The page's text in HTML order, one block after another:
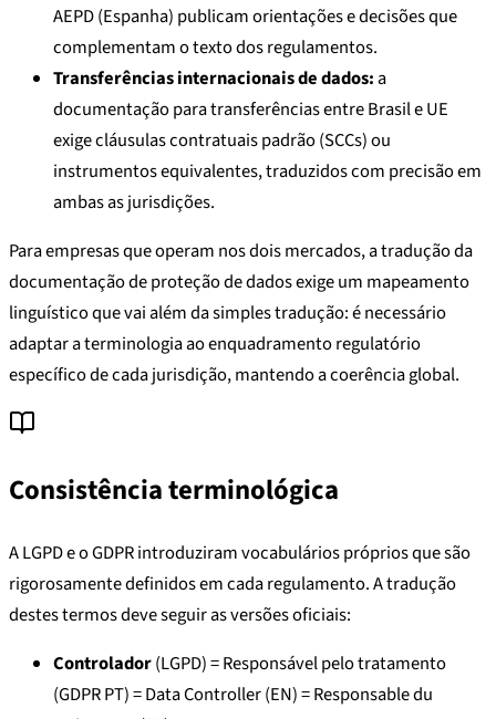
AEPD (Espanha) publicam orientações e decisões que
complementam o texto dos regulamentos.
Transferências internacionais de dados:a
documentação para transferências entre Brasil e UE
exige cláusulas contratuais padrão (SCCs) ou
instrumentos equivalentes, traduzidos com precisão em
ambas as jurisdições.
Para empresas que operam nos dois mercados, a tradução da
documentação de proteção de dados exige um mapeamento
linguístico que vai além da simples tradução: é necessário
adaptar a terminologia ao enquadramento regulatório
específico de cada jurisdição, mantendo a coerência global.
Consistência terminológica
A LGPD e o GDPR introduziram vocabulários próprios que são
rigorosamente definidos em cada regulamento. A tradução
destes termos deve seguir as versões oficiais:
Controlador(LGPD) = Responsável pelo tratamento
(GDPR PT) = Data Controller (EN) = Responsable du